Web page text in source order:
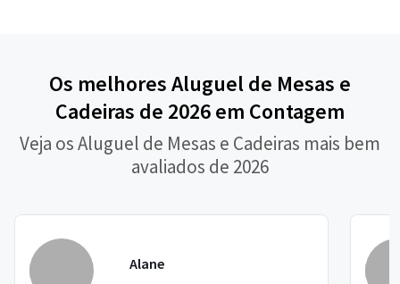
Os melhores Aluguel de Mesas e
Cadeiras de 2026 em Contagem
Veja os Aluguel de Mesas e Cadeiras mais bem
avaliados de 2026
Alane